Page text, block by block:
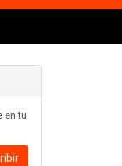
en tu